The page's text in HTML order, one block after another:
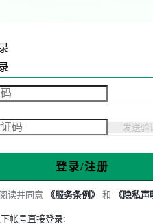
发送验
登录/注册
读并同意 《服务条例》 和 《隐私声
帐号直接登录: